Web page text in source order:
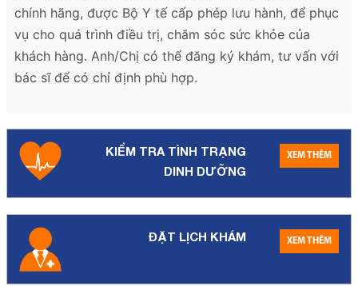
chính hãng, được Bộ Y tế cấp phép lưu hành, để phục
vụ cho quá trình điều trị, chăm sóc sức khỏe của
khách hàng. Anh/Chị có thể đăng ký khám, tư vấn với
bác sĩ để có chỉ định phù hợp.
KIỂM TRA TÌNH TRẠNG
DINH DƯỠNG
XEM THÊM
ĐẶT LỊCH KHÁM XEM THÊM